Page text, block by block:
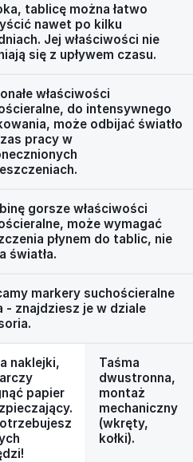
tablicę można łatwo
nawet po kilku
Jej właściwości nie
się z upływem czasu.
właściwości
do intensywnego
może odbijać światło
pracy w
gorsze właściwości
może wymagać
płynem do tablic, nie
światła.
markery suchościeralne
- znajdziesz je w dziale
naklejki,
papier
Taśma
dwustronna,
montaż
mechaniczny
(wkręty,
kołki).